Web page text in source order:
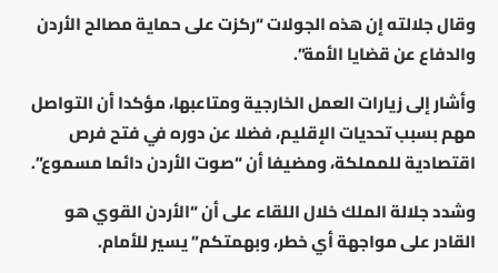
وقال جلالته إن هذه الجولات “ركزت على حماية مصالح الأردن
والدفاع عن قضايا الأمة”.
وأشار إلى زيارات العمل الخارجية ومتاعبها، مؤكدا أن التواصل
مهم بسبب تحديات الإقليم، فضلا عن دوره في فتح فرص
اقتصادية للمملكة، ومضيفا أن “صوت الأردن دائما مسموع”.
وشدد جلالة الملك خلال اللقاء على أن “الأردن القوي هو
القادر على مواجهة أي خطر، وبهمتكم” يسير للأمام.